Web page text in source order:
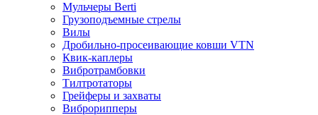
Мульчеры Berti
Грузоподъемные стрелы
Вилы
Дробильно-просеивающие ковши VTN
Квик-каплеры
Вибротрамбовки
Тилтротаторы
Грейферы и захваты
Виброрипперы